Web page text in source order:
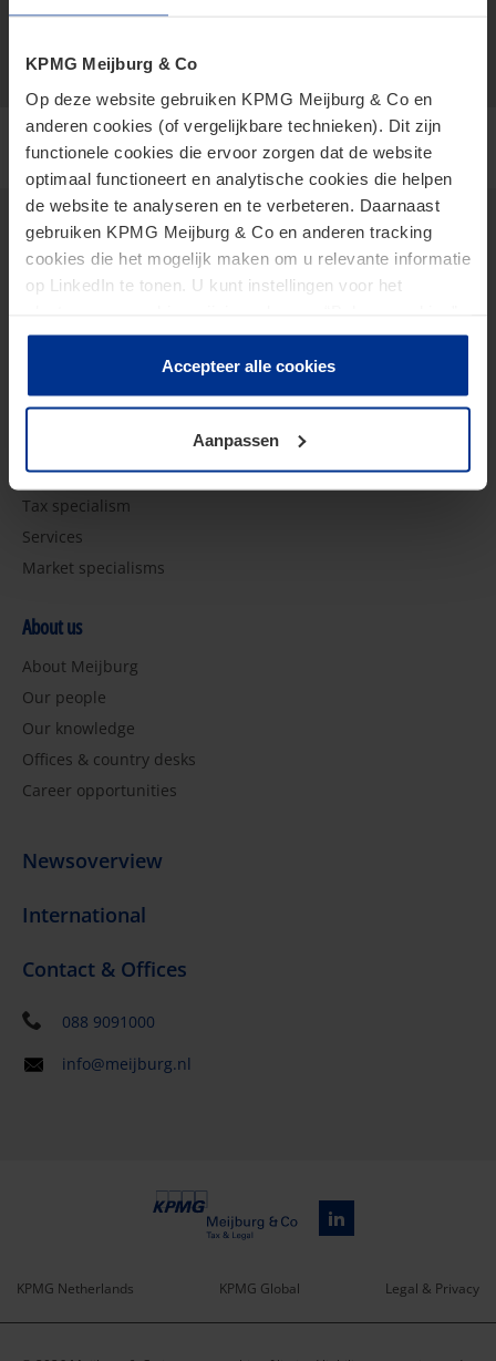
KPMG Meijburg & Co
Op deze website gebruiken KPMG Meijburg & Co en
anderen cookies (of vergelijkbare technieken). Dit zijn
functionele cookies die ervoor zorgen dat de website
optimaal functioneert en analytische cookies die helpen
de website te analyseren en te verbeteren. Daarnaast
gebruiken KPMG Meijburg & Co en anderen tracking
cookies die het mogelijk maken om u relevante informatie
op LinkedIn te tonen. U kunt instellingen voor het
te klikken. Als u op “Accepteer alle cookies” klikt, geeft u
toestemming voor het gebruik van alle cookies. Deze
toestemming kunt u altijd weer intrekken.
Accepteer alle cookies
Aanpassen
Meijburg Amstelveen
Insights
Pijler 2
Specialismen
Tax specialism
Services
Market specialisms
About us
About Meijburg
Our people
Our knowledge
Offices & country desks
Career opportunities
Newsoverview
International
Contact & Offices
088 9091000
info@meijburg.nl
Service
KPMG Netherlands KPMG Global Legal & Privacy